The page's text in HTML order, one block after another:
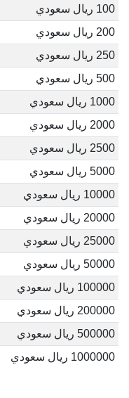
100 ريال سعودي
200 ريال سعودي
250 ريال سعودي
500 ريال سعودي
1000 ريال سعودي
2000 ريال سعودي
2500 ريال سعودي
5000 ريال سعودي
10000 ريال سعودي
20000 ريال سعودي
25000 ريال سعودي
50000 ريال سعودي
100000 ريال سعودي
200000 ريال سعودي
500000 ريال سعودي
1000000 ريال سعودي